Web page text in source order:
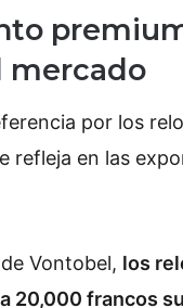
mercado
por los
refleja en las
Vontobel, los
20,000 francos